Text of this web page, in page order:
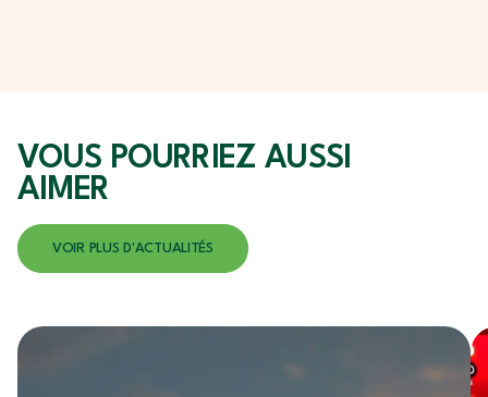
VOUS POURRIEZAUSSI
AIMER
VOIR PLUS D'ACTUALITÉS